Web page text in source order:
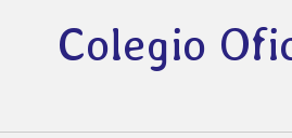
Colegio